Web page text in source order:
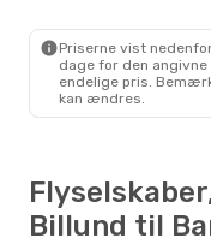
1 Mellemlanding
BKK- BLL
Priserne vist
dage for den
endelige pris.
kan ændres.
Billund til